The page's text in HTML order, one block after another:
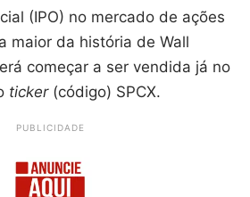
(IPO) no mercado de ações
maior da história de Wall
começar a ser vendida já no
ticker(código) SPCX.
PUBLICIDADE